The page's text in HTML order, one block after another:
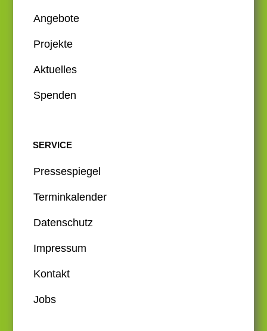
Angebote
Projekte
Aktuelles
Spenden
SERVICE
Pressespiegel
Terminkalender
Datenschutz
Impressum
Kontakt
Jobs